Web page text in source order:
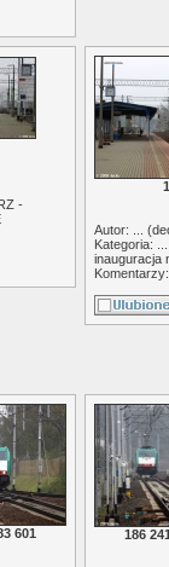
-
Autor: ... (
Kategoria:
inauguracja
601 186